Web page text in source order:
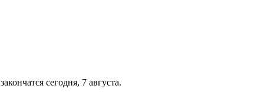
сегодня, 7 августа.